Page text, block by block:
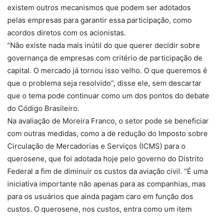
existem outros mecanismos que podem ser adotados
pelas empresas para garantir essa participação, como
acordos diretos com os acionistas.
“Não existe nada mais inútil do que querer decidir sobre
governança de empresas com critério de participação de
capital. O mercado já tornou isso velho. O que queremos é
que o problema seja resolvido”, disse ele, sem descartar
que o tema pode continuar como um dos pontos do debate
do Código Brasileiro.
Na avaliação de Moreira Franco, o setor pode se beneficiar
com outras medidas, como a de redução do Imposto sobre
Circulação de Mercadorias e Serviços (ICMS) para o
querosene, que foi adotada hoje pelo governo do Distrito
Federal a fim de diminuir os custos da aviação civil. “É uma
iniciativa importante não apenas para as companhias, mas
para os usuários que ainda pagam caro em função dos
custos. O querosene, nos custos, entra como um item